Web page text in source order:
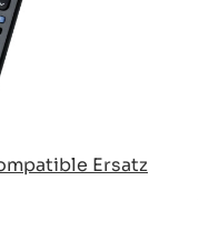
Ersatz